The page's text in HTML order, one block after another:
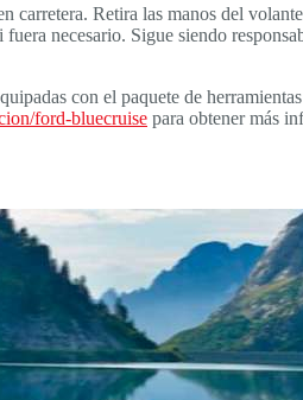
carretera. Retira las manos del
necesario. Sigue siendo
con el paquete de
ford-bluecruise para obtener más